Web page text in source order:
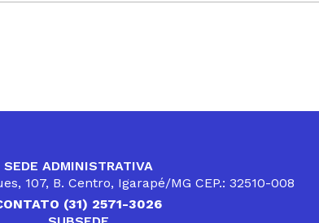
SEDE ADMINISTRATIVA
107, B. Centro, Igarapé/MG CEP.: 32510-008
(31) 2571-3026